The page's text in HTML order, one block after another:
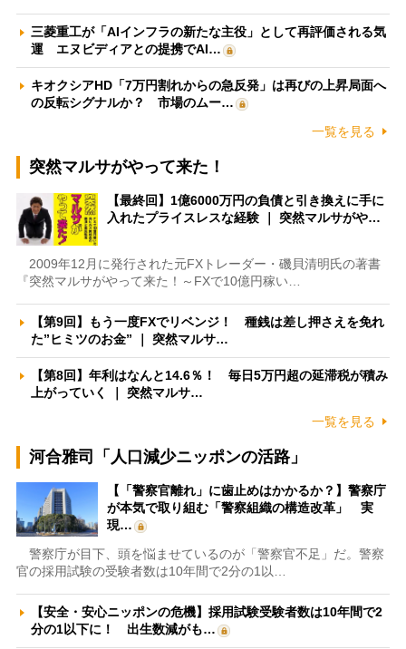
三菱重工が「AIインフラの新たな主役」として再評価される気
運 エヌビディアとの提携でAI…
キオクシアHD「7万円割れからの急反発」は再びの上昇局面へ
の反転シグナルか？ 市場のムー…
一覧を見る
突然マルサがやって来た！
【最終回】1億6000万円の負債と引き換えに手に
入れたプライスレスな経験 ｜ 突然マルサがや…
2009年12月に発行された元FXトレーダー・磯貝清明氏の著書
『突然マルサがやって来た！～FXで10億円稼い…
【第9回】もう一度FXでリベンジ！ 種銭は差し押さえを免れ
た”ヒミツのお金” ｜ 突然マルサ…
【第8回】年利はなんと14.6％！ 毎日5万円超の延滞税が積み
上がっていく ｜ 突然マルサ…
一覧を見る
河合雅司「人口減少ニッポンの活路」
【「警察官離れ」に歯止めはかかるか？】警察庁
が本気で取り組む「警察組織の構造改革」 実
現…
警察庁が目下、頭を悩ませているのが「警察官不足」だ。警察
官の採用試験の受験者数は10年間で2分の1以…
【安全・安心ニッポンの危機】採用試験受験者数は10年間で2
分の1以下に！ 出生数減がも…